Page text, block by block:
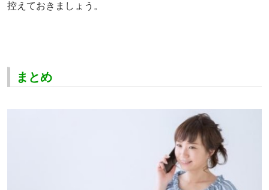
控えておきましょう。
まとめ